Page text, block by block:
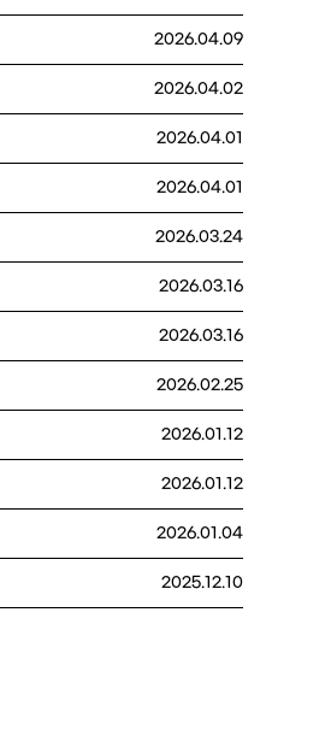
2026.04.09
2026.04.02
2026.04.01
2026.04.01
2026.03.24
2026.03.16
2026.03.16
2026.02.25
2026.01.12
2026.01.12
2026.01.04
2025.12.10